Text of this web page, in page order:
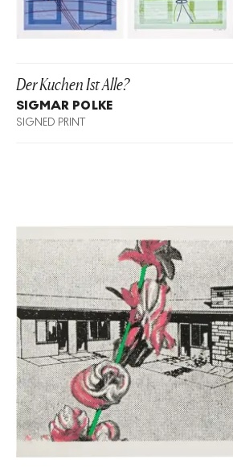
Der Kuchen Ist Alle?
SIGMAR POLKE
SIGNED PRINT